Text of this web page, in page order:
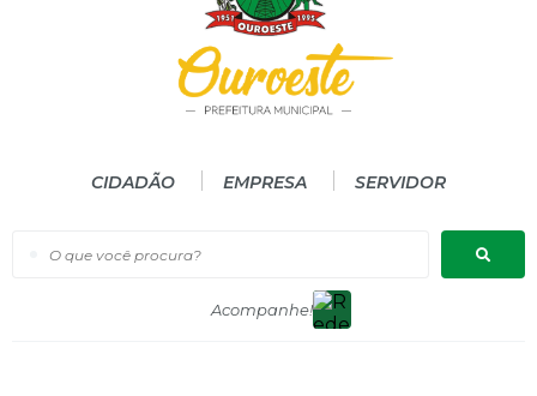
O que você procura?
CIDADÃO EMPRESA SERVIDOR